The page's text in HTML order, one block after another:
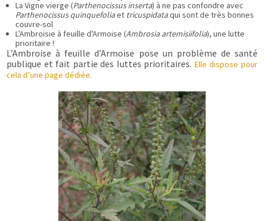
La Vigne vierge (Parthenocissus inserta) à ne pas confondre avec
Parthenocissus quinquefoliaet tricuspidataqui sont de très bonnes
couvre-sol
L'Ambroisie à feuille d'Armoise (Ambrosia artemisiifolia), une lutte
prioritaire !
L’Ambroise à feuille d’Armoise pose un problème de santé
publique et fait partie des luttes prioritaires. Elle dispose pour
cela d’une page dédiée.